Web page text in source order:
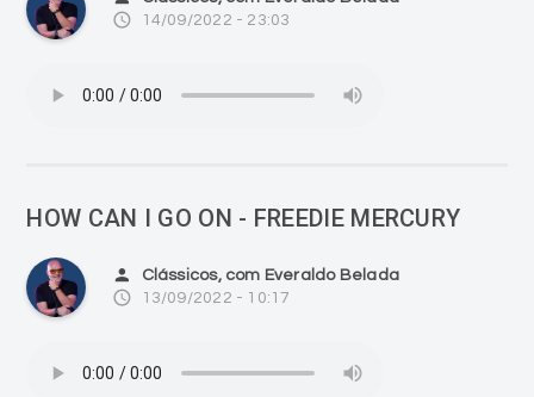
access_time 14/09/2022 - 23:03
HOW CAN I GO ON - FREEDIE MERCURY
person Clássicos, com Everaldo Belada
access_time 13/09/2022 - 10:17